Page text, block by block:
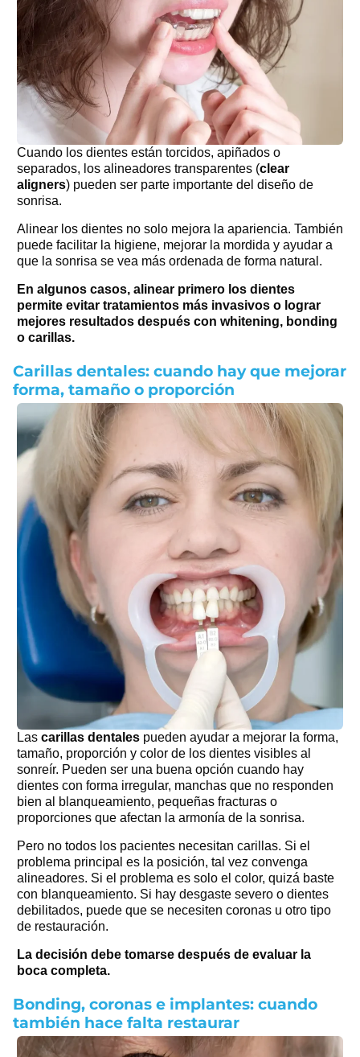
Cuando los dientes están torcidos, apiñados o
separados, los alineadores transparentes (clear
aligners) pueden ser parte importante del diseño de
sonrisa.
Alinear los dientes no solo mejora la apariencia. También
puede facilitar la higiene, mejorar la mordida y ayudar a
que la sonrisa se vea más ordenada de forma natural.
En algunos casos, alinear primero los dientes
permite evitar tratamientos más invasivos o lograr
mejores resultados después con whitening, bonding
o carillas.
Carillas dentales: cuando hay que mejorar
forma, tamaño o proporción
Las carillas dentales pueden ayudar a mejorar la forma,
tamaño, proporción y color de los dientes visibles al
sonreír. Pueden ser una buena opción cuando hay
dientes con forma irregular, manchas que no responden
bien al blanqueamiento, pequeñas fracturas o
proporciones que afectan la armonía de la sonrisa.
Pero no todos los pacientes necesitan carillas. Si el
problema principal es la posición, tal vez convenga
alineadores. Si el problema es solo el color, quizá baste
con blanqueamiento. Si hay desgaste severo o dientes
debilitados, puede que se necesiten coronas u otro tipo
de restauración.
La decisión debe tomarse después de evaluar la
boca completa.
Bonding, coronas e implantes: cuando
también hace falta restaurar